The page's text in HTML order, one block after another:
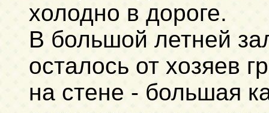
холодно в дороге.
В большой летней
осталось от хозяев
на стене - большая